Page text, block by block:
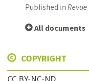
Published in
All documents
COPYRIGHT
CC BY-NC-ND